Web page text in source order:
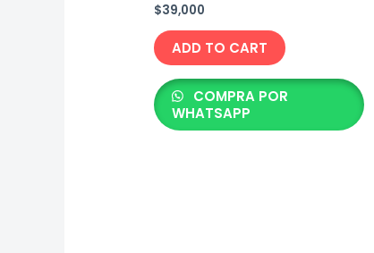
Rated
0
out
of
5
$39,000
ADD TO CART
COMPRA POR
WHATSAPP